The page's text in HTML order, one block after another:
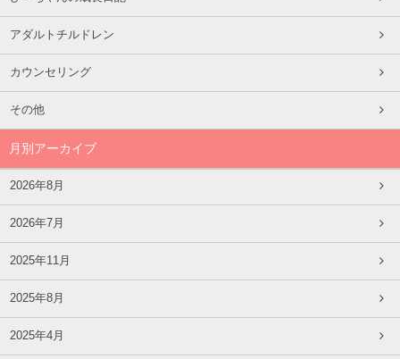
アダルトチルドレン
カウンセリング
その他
月別アーカイブ
2026年8月
2026年7月
2025年11月
2025年8月
2025年4月